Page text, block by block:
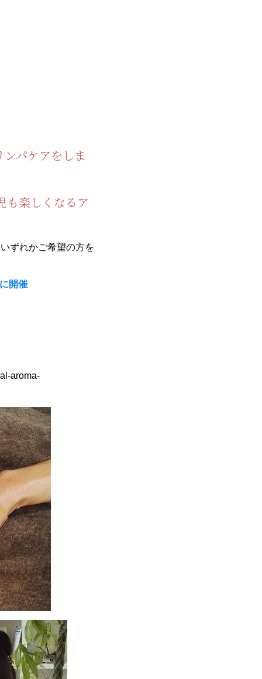
パケアをしま
も楽しくなるア
れかご希望の方を
開催
aroma-